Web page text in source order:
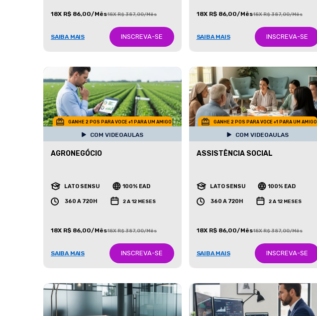
18X R$ 86,00/Mês18X R$ 387,00/Mês
SAIBA MAIS INSCREVA-SE
18X R$ 86,00/Mês18X R$ 387,00/Mês
SAIBA MAIS INSCREVA-SE
GANHE 2 POS PARA VOCE +1 PARA UM AMIGO
COM VIDEOAULAS
AGRONEGÓCIO
LATO SENSU 100% EAD
360 A 720H 2 A 12 MESES
18X R$ 86,00/Mês18X R$ 387,00/Mês
SAIBA MAIS INSCREVA-SE
GANHE 2 POS PARA VOCE +1 PARA UM AMIGO
COM VIDEOAULAS
ASSISTÊNCIA SOCIAL
LATO SENSU 100% EAD
360 A 720H 2 A 12 MESES
18X R$ 86,00/Mês18X R$ 387,00/Mês
SAIBA MAIS INSCREVA-SE